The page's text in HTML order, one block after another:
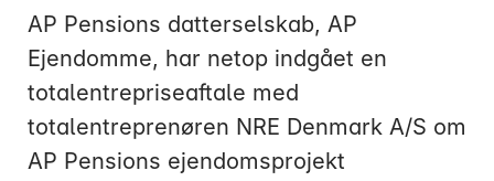
AP Pensions datterselskab, AP
Ejendomme, har netop indgået en
totalentrepriseaftale med
totalentreprenøren NRE Denmark A/S om
AP Pensions ejendomsprojekt
Ring til os, hvis du har brug for hjælp